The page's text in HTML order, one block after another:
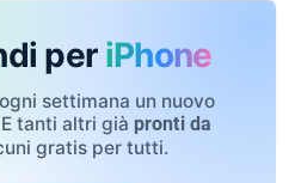
per iPhone
settimana un nuovo
tanti altri già pronti da
gratis per tutti.